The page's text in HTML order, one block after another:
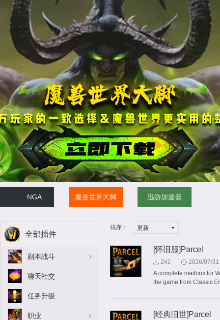
NGA 魔兽世界大脚 迅游加速器
全部插件
副本战斗
聊天社交
任务升级
职业
排序： 更新
[怀旧服]Parcel
242
2026/07/31
A complete mailbox for
the game from Classic
[经典旧世]Parcel